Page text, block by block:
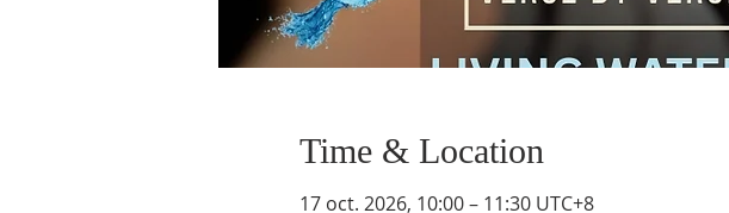
Time & Location
17 oct. 2026, 10:00 – 11:30 UTC+8